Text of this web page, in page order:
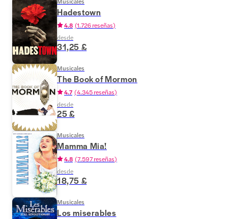
Hadestown
4.8 (1.726 reseñas)
desde
31,25 £
Musicales
The Book of Mormon
4.7 (4.345 reseñas)
desde
25 £
Musicales
Mamma Mia!
4.8 (7.597 reseñas)
desde
18,75 £
Musicales
Los miserables